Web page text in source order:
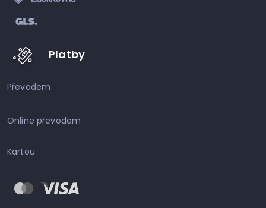
Platby
Převodem
Online převodem
Kartou